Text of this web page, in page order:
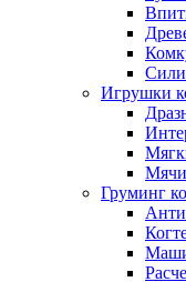
Игрушки
Груминг